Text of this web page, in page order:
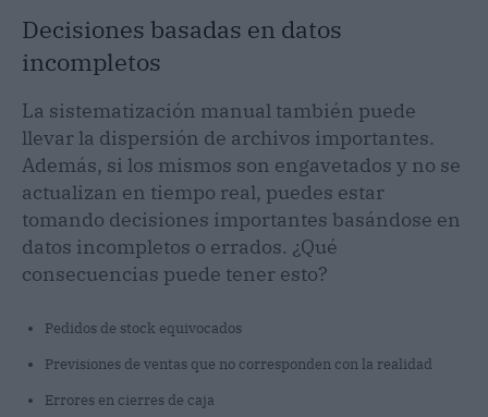
Decisiones basadas en datos
incompletos
La sistematización manual también puede
llevar la dispersión de archivos importantes.
Además, si los mismos son engavetados y no se
actualizan en tiempo real, puedes estar
tomando decisiones importantes basándose en
datos incompletos o errados. ¿Qué
consecuencias puede tener esto?
Pedidos de stock equivocados
Previsiones de ventas que no corresponden con la realidad
Errores en cierres de caja